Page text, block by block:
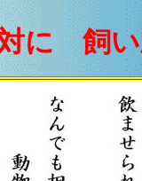
に 飼